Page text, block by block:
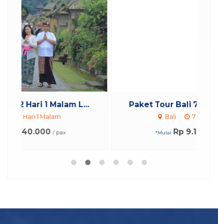
Paket Tour Bali 7 Hari 6 Malam L...